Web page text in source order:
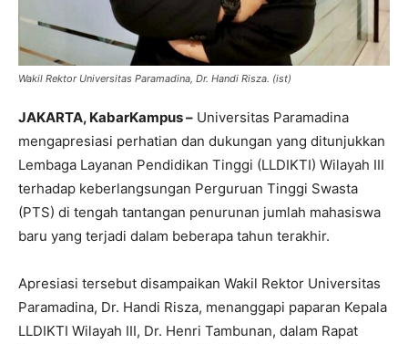
Wakil Rektor Universitas Paramadina, Dr. Handi Risza. (ist)
JAKARTA, KabarKampus – Universitas Paramadina
mengapresiasi perhatian dan dukungan yang ditunjukkan
Lembaga Layanan Pendidikan Tinggi (LLDIKTI) Wilayah III
terhadap keberlangsungan Perguruan Tinggi Swasta
(PTS) di tengah tantangan penurunan jumlah mahasiswa
baru yang terjadi dalam beberapa tahun terakhir.
Apresiasi tersebut disampaikan Wakil Rektor Universitas
Paramadina, Dr. Handi Risza, menanggapi paparan Kepala
LLDIKTI Wilayah III, Dr. Henri Tambunan, dalam Rapat